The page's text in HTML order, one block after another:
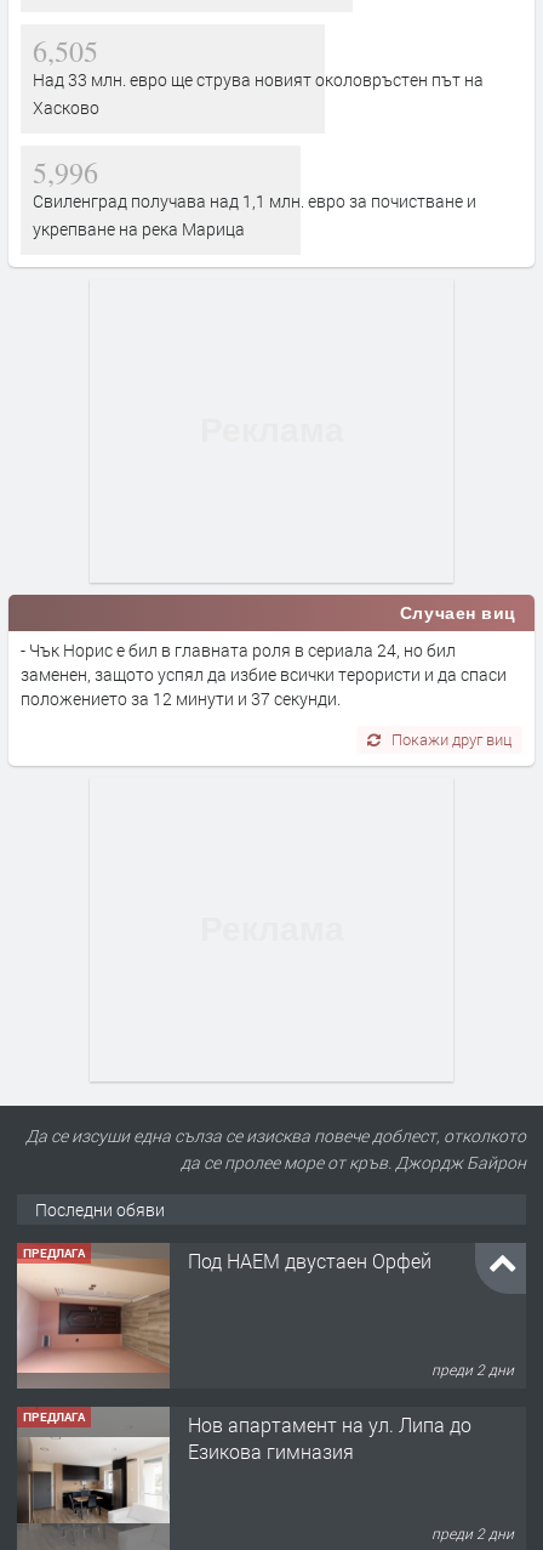
6,505
Над 33 млн. евро ще струва новият околовръстен път на
Хасково
5,996
Свиленград получава над 1,1 млн. евро за почистване и
укрепване на река Марица
Случаен виц
- Чък Норис е бил в главната роля в сериала 24, но бил
заменен, защото успял да избие всички терористи и да спаси
положението за 12 минути и 37 секунди.
Покажи друг виц
Да се изсуши една сълза се изисква повече доблест, отколкото
да се пролее море от кръв. Джордж Байрон
Последни обяви
ПРЕДЛАГА Под НАЕМ двустаен Орфей
преди 2 дни
ПРЕДЛАГА
Нов апартамент на ул. Липа до
Езикова гимназия
преди 2 дни